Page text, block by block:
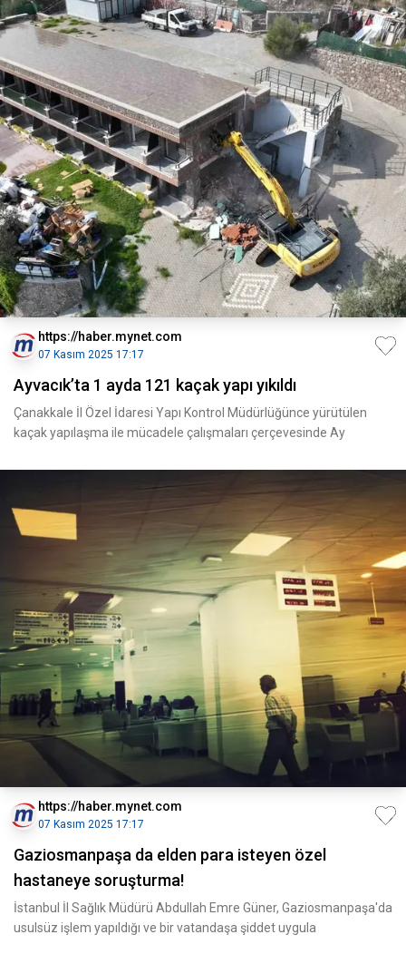
https://haber.mynet.com
07 Kasım 2025 17:17
Ayvacık’ta 1 ayda 121 kaçak yapı yıkıldı
Çanakkale İl Özel İdaresi Yapı Kontrol Müdürlüğünce yürütülen
kaçak yapılaşma ile mücadele çalışmaları çerçevesinde Ay
https://haber.mynet.com
07 Kasım 2025 17:17
Gaziosmanpaşa da elden para isteyen özel
hastaneye soruşturma!
İstanbul İl Sağlık Müdürü Abdullah Emre Güner, Gaziosmanpaşa'da
usulsüz işlem yapıldığı ve bir vatandaşa şiddet uygula